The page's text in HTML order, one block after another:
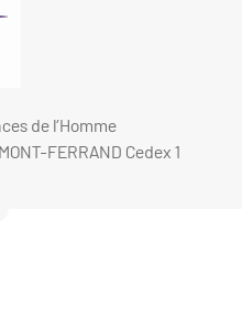
de l’Homme
FERRAND Cedex 1